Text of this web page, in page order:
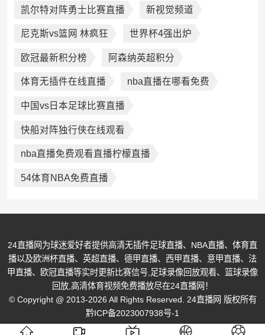
凯尔特对阵勇士比赛直播 新视觉频道
尼克斯vs篮网 林疯狂 世界杯4强出炉
欧冠最新积分榜 阿森纳英超积分
体育无插件在线直播 nba直播在哪看免费
中国vs日本足球比赛直播
快船对阵独行侠在线观看
nba直播免费观看直播柠檬直播
54体育NBA免费直播
24直播网为球迷爱好者提供高清无插件足球直播、NBA直播、体育直
播以及欧洲杯直播、英超直播、德甲直播、西甲直播、意甲直播、法
甲直播、欧冠直播等实时更新比赛信号,足球录像回放观看、篮球录像
回放,高清体育视频免费播放尽在24直播网！
© Copyright @ 2013-2026 All Rights Reserved. 24直播网 版权所有
黔ICP备2023007938号-1